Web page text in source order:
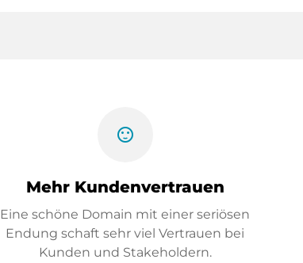
sentiment_satisfied
Mehr Kundenvertrauen
Eine schöne Domain mit einer seriösen
Endung schaft sehr viel Vertrauen bei
Kunden und Stakeholdern.